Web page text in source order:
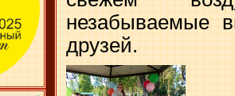
незабываемые
друзей.